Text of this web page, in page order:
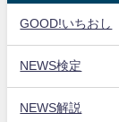
GOOD!いちおし
NEWS検定
NEWS解説